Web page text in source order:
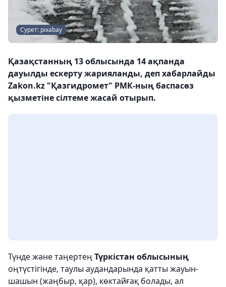
Сурет: pixabay
Қазақстанның 13 облысында 14 ақпанда
дауылды ескерту жарияланды, деп хабарлайды
Zakon.kz "Қазгидромет" РМК-ның баспасөз
қызметіне сілтеме жасай отырып.
Түнде және таңертең Түркістан облысының
оңтүстігінде, таулы аудандарында қатты жауын-
шашын (жаңбыр, қар), көктайғақ болады, ал